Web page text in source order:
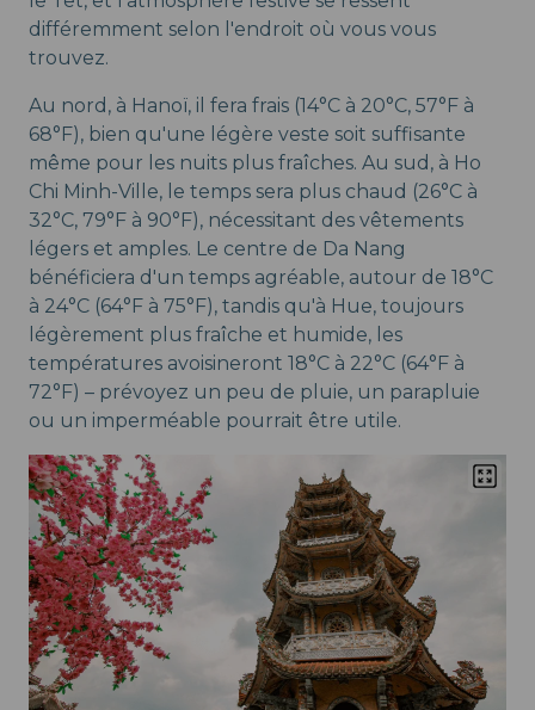
différemment selon l'endroit où vous vous
trouvez.
Au nord, à Hanoï, il fera frais (14°C à 20°C, 57°F à
68°F), bien qu'une légère veste soit suffisante
même pour les nuits plus fraîches. Au sud, à Ho
Chi Minh-Ville, le temps sera plus chaud (26°C à
32°C, 79°F à 90°F), nécessitant des vêtements
légers et amples. Le centre de Da Nang
bénéficiera d'un temps agréable, autour de 18°C
à 24°C (64°F à 75°F), tandis qu'à Hue, toujours
légèrement plus fraîche et humide, les
températures avoisineront 18°C à 22°C (64°F à
72°F) – prévoyez un peu de pluie, un parapluie
ou un imperméable pourrait être utile.